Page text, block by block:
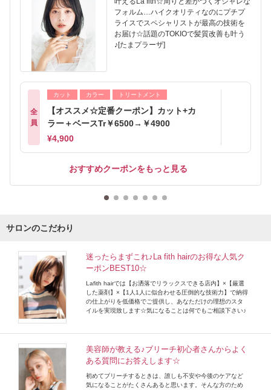
フォルム…ハイクオリティなのにプチプ
ライスでスペシャリストが最高の技術を
お届け☆話題のTOKIOで髪質改善も叶う
♪[たまプラーザ]
全
員
カット カラー トリートメント
【オススメ☆定番クーポン】カット+カ
ラー＋ベースTr￥6500→￥4900
¥4,900
おすすめクーポンをもっと見る
サロンのこだわり
迷ったらまずこれ♪La fith hairのお得な人気ク
ーポンBEST10☆
Lafith hairでは【お洒落でリラックスできる店内】×【厳選
した薬剤】×【1人1人に似合わせる圧倒的な技術力】で納得
の仕上がりを低価格でご提供し、あなただけの理想のスタ
イルを実現致します☆気になることは何でもご相談下さい♪
美容師が教える♪ブリーチ初心者さんからよく
ある質問にお答えします☆
初めてブリーチするときは、誰しも不安や今後のケアなど
気になることがたくさんあると思います。そんな方のため